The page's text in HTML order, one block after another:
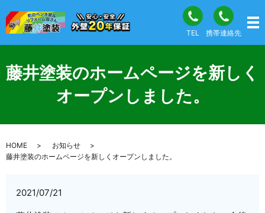
TEL 携帯連絡先
藤井塗装のホームページを新しく
オープンしました。
HOME
お知らせ
藤井塗装のホームページを新しくオープンしました。
2021/07/21